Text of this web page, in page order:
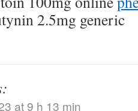
2.5mg generic
at 9 h 13 min